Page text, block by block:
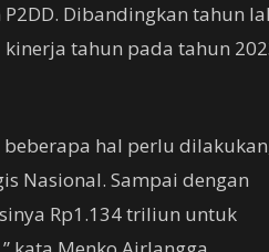
Dibandingkan tahun
tahun pada tahun
hal perlu
Nasional. Sampai dengan
Rp1.134 triliun untuk